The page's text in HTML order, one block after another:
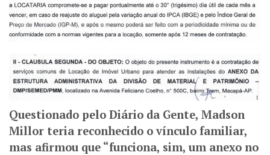
Questionado pelo Diário da Gente, Madson
Millor teria reconhecido o vínculo familiar,
mas afirmou que “funciona, sim, um anexo no